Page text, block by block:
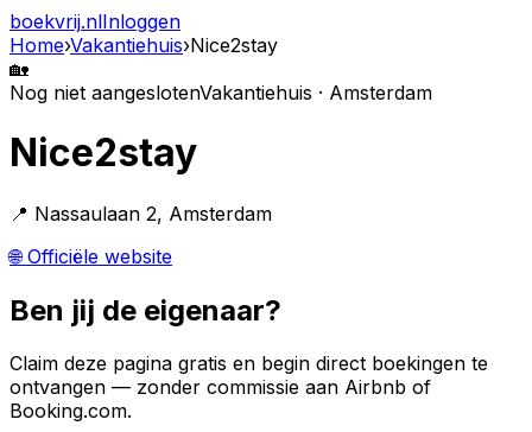
boekvrij.nlInloggen
Home›Vakantiehuis›Nice2stay
🏡
Nog niet aangeslotenVakantiehuis · Amsterdam
Nice2stay
📍 Nassaulaan 2, Amsterdam
🌐 Officiële website
Ben jij de eigenaar?
Claim deze pagina gratis en begin direct boekingen te
ontvangen — zonder commissie aan Airbnb of
Booking.com.